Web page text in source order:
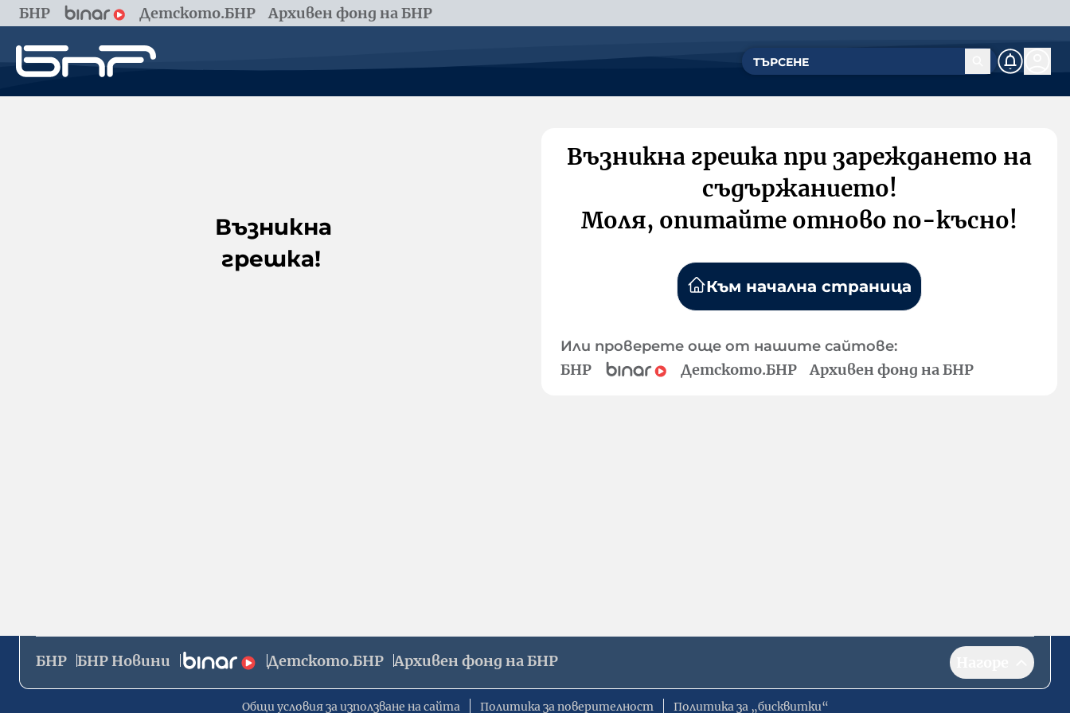
БНР Детското.БНР Архивен фонд на БНР
Възникна
грешка!
Възникна грешка при зареждането на
съдържанието!
Моля, опитайте отново по-късно!
Към начална страница
Или проверете още от нашите сайтове:
БНР Детското.БНР Архивен фонд на БНР
БНР БНР Новини Детското.БНР Архивен фонд на БНР
Общи условия за използване на сайта Политика за поверителност Политика за „бисквитки“